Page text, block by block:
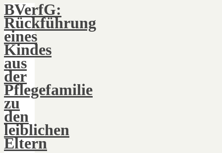
BVerfG:
Rückführung
eines
Kindes
aus
der
Pflegefamilie
zu
den
leiblichen
Eltern